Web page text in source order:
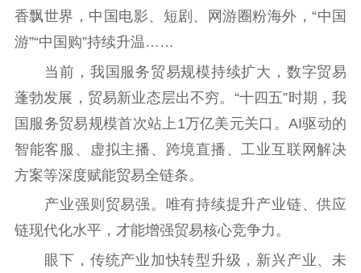
香飘世界，中国电影、短剧、网游圈粉海外，“中国
游”“中国购”持续升温……
当前，我国服务贸易规模持续扩大，数字贸易
蓬勃发展，贸易新业态层出不穷。“十四五”时期，我
国服务贸易规模首次站上1万亿美元关口。AI驱动的
智能客服、虚拟主播、跨境直播、工业互联网解决
方案等深度赋能贸易全链条。
产业强则贸易强。唯有持续提升产业链、供应
链现代化水平，才能增强贸易核心竞争力。
眼下，传统产业加快转型升级，新兴产业、未